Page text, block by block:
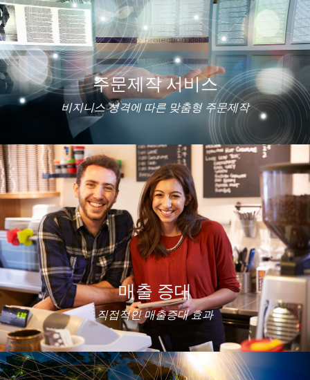
주문제작 서비스
비지니스 성격에 따른 맞춤형 주문제작
매출 증대
직접적인 매출증대 효과